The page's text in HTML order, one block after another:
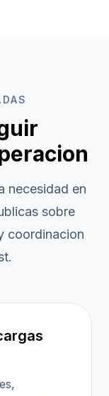
necesidad en
sobre
coordinacion